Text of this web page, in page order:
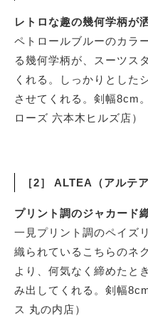
レトロな趣の幾何学柄が
ペトロールブルーのカラ
る幾何学柄が、スーツス
くれる。しっかりとした
させてくれる。剣幅8cm
ローズ 六本木ヒルズ店）
［2］ ALTEA（アルテア
プリント調のジャカード
一見プリント調のペイズ
織られているこちらのネ
より、何気なく締めたと
み出してくれる。剣幅
ス 丸の内店）